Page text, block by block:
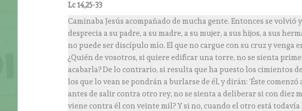
Lc 14,25-33
Caminaba Jesús acompañado de mucha gente. Entonces se volvió
desprecia a su padre, a su madre, a su mujer, a sus hijos, a sus
no puede ser discípulo mío. El que no cargue con su cruz y venga
¿Quién de vosotros, si quiere edificar una torre, no se sienta
acabarla? De lo contrario, si resulta que ha puesto los cimientos
los que lo vean se pondrán a burlarse de él, y dirán: ‘Éste
antes de salir contra otro rey, no se sienta a deliberar si con diez
viene contra él con veinte mil? Y si no, cuando el otro está